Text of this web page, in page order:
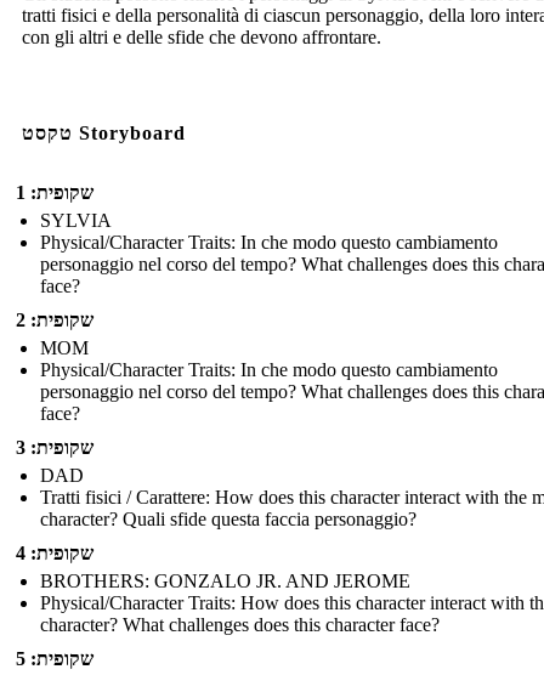
tratti fisici e della personalità di ciascun personaggio, della loro
con gli altri e delle sfide che devono affrontare.
טקסט Storyboard
שקופית: 1
SYLVIA
Physical/Character Traits: In che modo questo cambiamento
personaggio nel corso del tempo? What challenges does this
face?
שקופית: 2
MOM
Physical/Character Traits: In che modo questo cambiamento
personaggio nel corso del tempo? What challenges does this
face?
שקופית: 3
DAD
Tratti fisici / Carattere: How does this character interact with the
character? Quali sfide questa faccia personaggio?
שקופית: 4
BROTHERS: GONZALO JR. AND JEROME
Physical/Character Traits: How does this character interact with
character? What challenges does this character face?
שקופית: 5